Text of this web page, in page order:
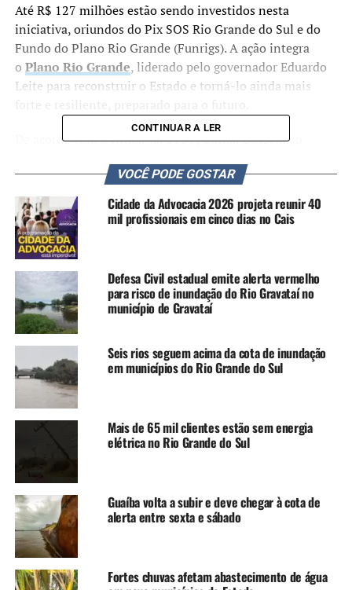
Até R$ 127 milhões estão sendo investidos nesta
iniciativa, oriundos do Pix SOS Rio Grande do Sul e do
Fundo do Plano Rio Grande (Funrigs). A ação integra
o Plano Rio Grande, liderado pelo governador Eduardo
Leite para reconstruir o Estado e torná-lo ainda mais
De acordo com o titular da STDP, Gilmar Sossella, o
auxílio financeiro, já que oferece uma qualificação para
que os microempreendedores se mantenham ativos.
“A consultoria é
fundamental para
fortalecer os negócios e
evitar o fechamento das
portas. Com esse suporte e
os recursos investidos,
estamos garantindo
condições reais de
retomada e crescimento
para quem foi atingido
pelas enchentes de 2024”,
afirma.
Para participar, os interessados devem cumprir alguns
CONTINUAR A LER
VOCÊ PODE GOSTAR
Cidade da Advocacia 2026 projeta reunir 40
mil profissionais em cinco dias no Cais
Defesa Civil estadual emite alerta vermelho
para risco de inundação do Rio Gravataí no
município de Gravataí
Seis rios seguem acima da cota de inundação
em municípios do Rio Grande do Sul
Mais de 65 mil clientes estão sem energia
elétrica no Rio Grande do Sul
Guaíba volta a subir e deve chegar à cota de
alerta entre sexta e sábado
Fortes chuvas afetam abastecimento de água